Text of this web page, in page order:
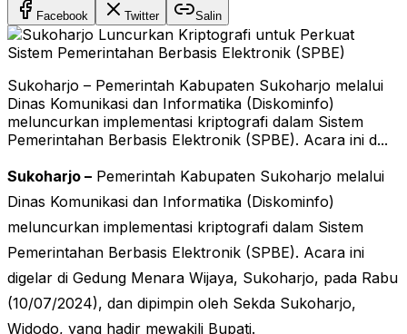
Facebook Twitter Salin
Sukoharjo – Pemerintah Kabupaten Sukoharjo melalui
Dinas Komunikasi dan Informatika (Diskominfo)
meluncurkan implementasi kriptografi dalam Sistem
Pemerintahan Berbasis Elektronik (SPBE). Acara ini d...
Sukoharjo – Pemerintah Kabupaten Sukoharjo melalui
Dinas Komunikasi dan Informatika (Diskominfo)
meluncurkan implementasi kriptografi dalam Sistem
Pemerintahan Berbasis Elektronik (SPBE). Acara ini
digelar di Gedung Menara Wijaya, Sukoharjo, pada Rabu
(10/07/2024), dan dipimpin oleh Sekda Sukoharjo,
Widodo, yang hadir mewakili Bupati.